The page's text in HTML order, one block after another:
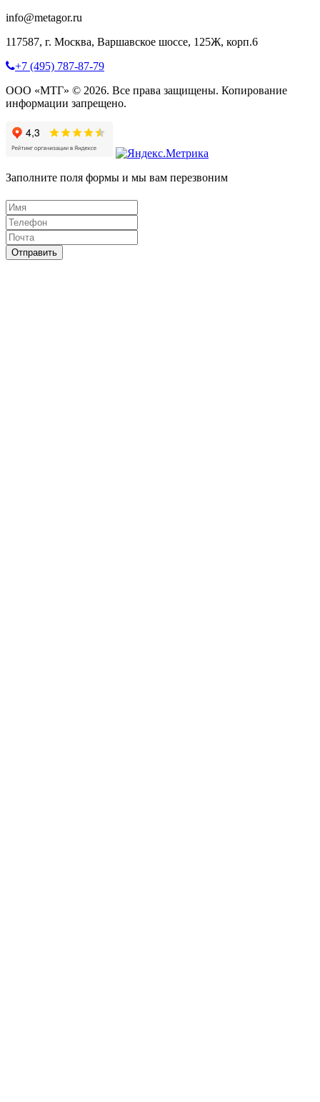
info@metagor.ru
117587, г. Москва, Варшавское шоссе, 125Ж, корп.6
+7 (495) 787-87-79
ООО «МТГ» © 2026. Все права защищены. Копирование
информации запрещено.
Заполните поля формы и мы вам перезвоним
Отправить